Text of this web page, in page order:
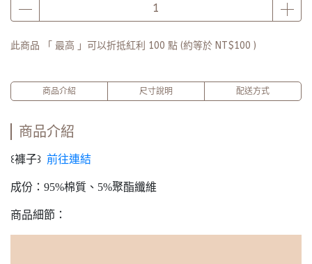
量有限送完為止)
此商品 「 最高 」可以折抵紅利 100 點 (約等於 NT$100 )
商品介紹 尺寸說明 配送方式
商品介紹
꒰褲子꒱ 前往連結
成份：95%棉質、5%聚酯纖維
商品細節：